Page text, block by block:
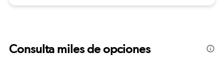
Consulta miles de opciones